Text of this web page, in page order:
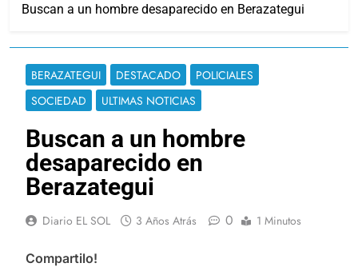
Buscan a un hombre desaparecido en Berazategui
BERAZATEGUI DESTACADO
POLICIALES
SOCIEDAD
ULTIMAS NOTICIAS
Buscan a un hombre
desaparecido en
Berazategui
Diario EL SOL 3 Años Atrás 0 1 Minutos
Compartilo!